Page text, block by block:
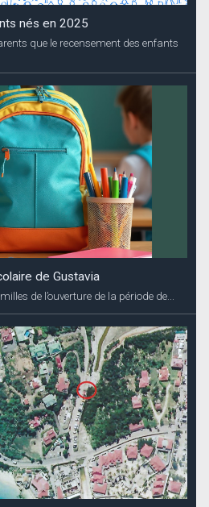
nés en 2025
que le recensement des enfants
de Gustavia
de l’ouverture de la période de...